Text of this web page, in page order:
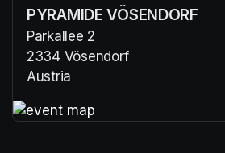
PYRAMIDE VÖSENDORF
Parkallee 2
2334 Vösendorf
Austria